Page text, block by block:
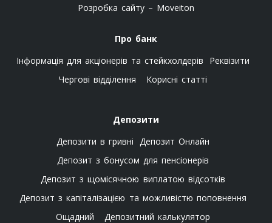
Розробка сайту – Moveiton
Про банк
Інформація для акціонерів та стейкхолдерів
Реквізити
Чергові відділення
Корисні статті
Депозити
Депозити в гривні
Депозит Онлайн
Депозит з бонусом для пенсіонерів
Депозит з щомісячною виплатою відсотків
Депозит з капіталізацією та можливістю поповнення
Ощадний
Депозитний калькулятор